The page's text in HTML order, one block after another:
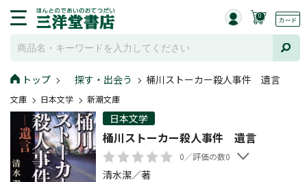
0
トップ 探す・出会う 桶川ストーカー殺人事件 遺言
文庫 日本文学 新潮文庫
日本文学
桶川ストーカー殺人事件 遺言
0／評価の数0
清水潔／著